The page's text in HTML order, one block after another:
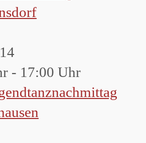
- 17:00 Uhr